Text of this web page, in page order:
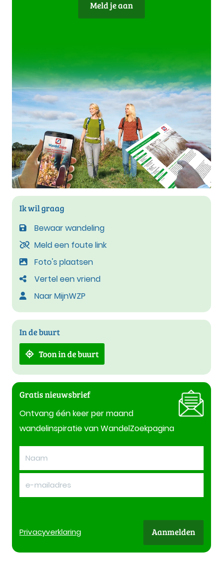
Meld je aan
Ik wil graag
Bewaar wandeling
Meld een foute link
Foto's plaatsen
Vertel een vriend
Naar MijnWZP
In de buurt
Toon in de buurt
Gratis nieuwsbrief
Ontvang één keer per maand
wandelinspiratie van WandelZoekpagina
Privacyverklaring Aanmelden